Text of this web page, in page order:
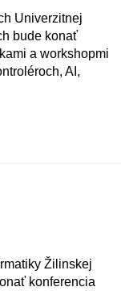
Univerzitnej
bude konať
a workshopmi
AI,
Žilinskej
konferencia